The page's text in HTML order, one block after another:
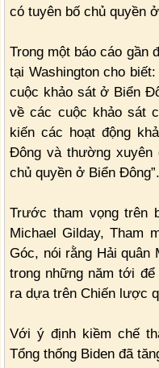
có tuyên bố chủ quyền
Trong một báo cáo gần
tại Washington cho
cuộc khảo sát ở Biển
về các cuộc khảo sát
kiến các hoạt động
Đông và thường
chủ quyền ở Biển Đông”.
Trước tham vọng trên
Michael Gilday, Tham
Góc, nói rằng Hải quân
trong những năm tới
ra dựa trên Chiến lược
Với ý định kiềm chế
Tổng thống Biden đã